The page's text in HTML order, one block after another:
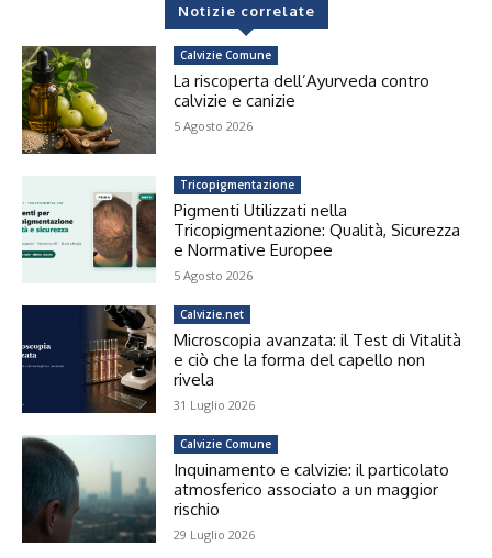
Notizie correlate
Calvizie Comune
La riscoperta dell’Ayurveda contro
calvizie e canizie
5 Agosto 2026
Tricopigmentazione
Pigmenti Utilizzati nella
Tricopigmentazione: Qualità, Sicurezza
e Normative Europee
5 Agosto 2026
Calvizie.net
Microscopia avanzata: il Test di Vitalità
e ciò che la forma del capello non
rivela
31 Luglio 2026
Calvizie Comune
Inquinamento e calvizie: il particolato
atmosferico associato a un maggior
rischio
29 Luglio 2026